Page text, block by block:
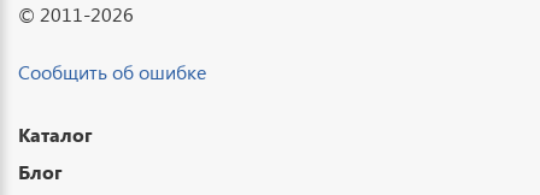
© 2011-2026
Сообщить об ошибке
Каталог
Блог